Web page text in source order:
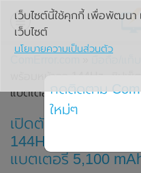
พร้อมหน้าจอ 144Hz , ชิปเซ็
แบตเตอรี่ 5,100 mAh
เปิดตัว Nubia Play
144Hz , ชิปเซ็ต
แบตเตอรี่ 5,100
เว็บไซต์นี้ใช้คุกกี้ เพื่อพัฒนา
เว็บไซต์
นโยบายความเป็นส่วนตัว
กดติดตาม
ใหม่ๆ